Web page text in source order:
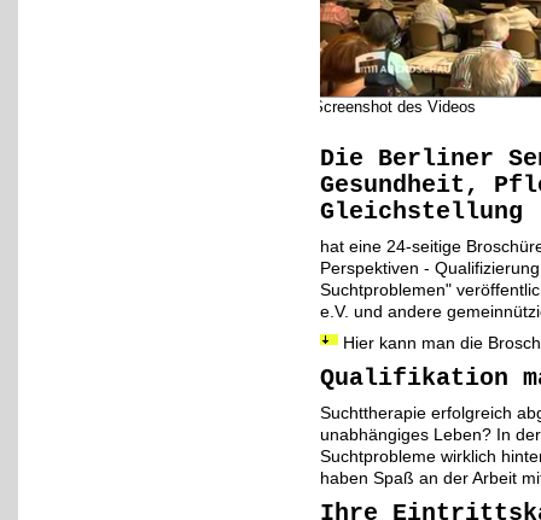
Screenshot des Videos
Die Berliner
Gesundheit,
Gleichstellung
hat eine 24-seitige
Perspektiven -
Suchtproblemen"
e.V. und andere
Hier kann man die
Qualifikation
Suchttherapie erfolgreich
unabhängiges Leben? In
Suchtprobleme wirklich
haben Spaß an der Arbeit
Ihre